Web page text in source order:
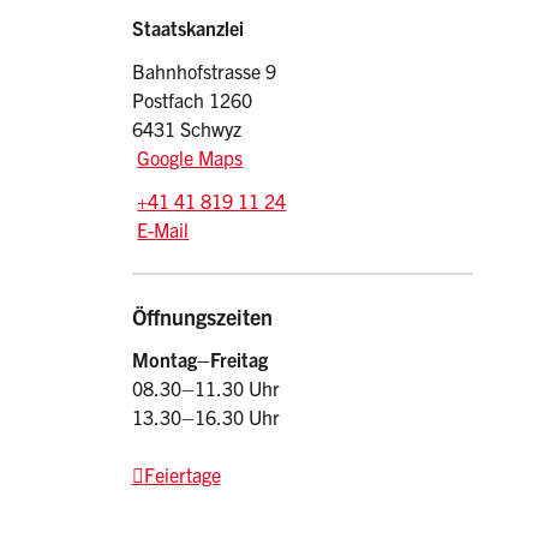
Sidebar
Adresse
Staatskanzlei
Bahnhofstrasse 9
Postfach 1260
6431 Schwyz
Google Maps
Tel.:
+41 41 819 11 24
E-Mail: srsz
E-Mail
Öffnungszeiten
Montag–Freitag
08.30–11.30 Uhr
13.30–16.30 Uhr
Feiertage